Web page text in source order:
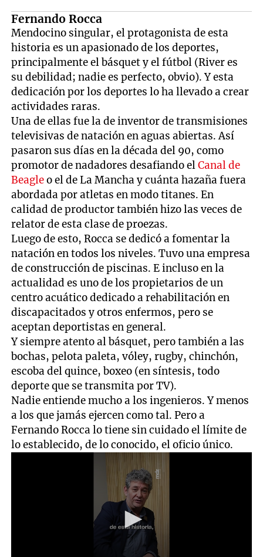
Fernando Rocca
Mendocino singular, el protagonista de esta
historia es un apasionado de los deportes,
principalmente el básquet y el fútbol (River es
su debilidad; nadie es perfecto, obvio). Y esta
dedicación por los deportes lo ha llevado a crear
actividades raras.
Una de ellas fue la de inventor de transmisiones
televisivas de natación en aguas abiertas. Así
pasaron sus días en la década del 90, como
promotor de nadadores desafiando elCanal de
Beagleo el de La Mancha y cuánta hazaña fuera
abordada por atletas en modo titanes. En
calidad de productor también hizo las veces de
relator de esta clase de proezas.
Luego de esto, Rocca se dedicó a fomentar la
natación en todos los niveles. Tuvo una empresa
de construcción de piscinas. E incluso en la
actualidad es uno de los propietarios de un
centro acuático dedicado a rehabilitación en
discapacitados y otros enfermos, pero se
aceptan deportistas en general.
Y siempre atento al básquet, pero también a las
bochas, pelota paleta, vóley, rugby, chinchón,
escoba del quince, boxeo (en síntesis, todo
deporte que se transmita por TV).
Nadie entiende mucho a los ingenieros. Y menos
a los que jamás ejercen como tal. Pero a
Fernando Rocca lo tiene sin cuidado el límite de
lo establecido, de lo conocido, el oficio único.